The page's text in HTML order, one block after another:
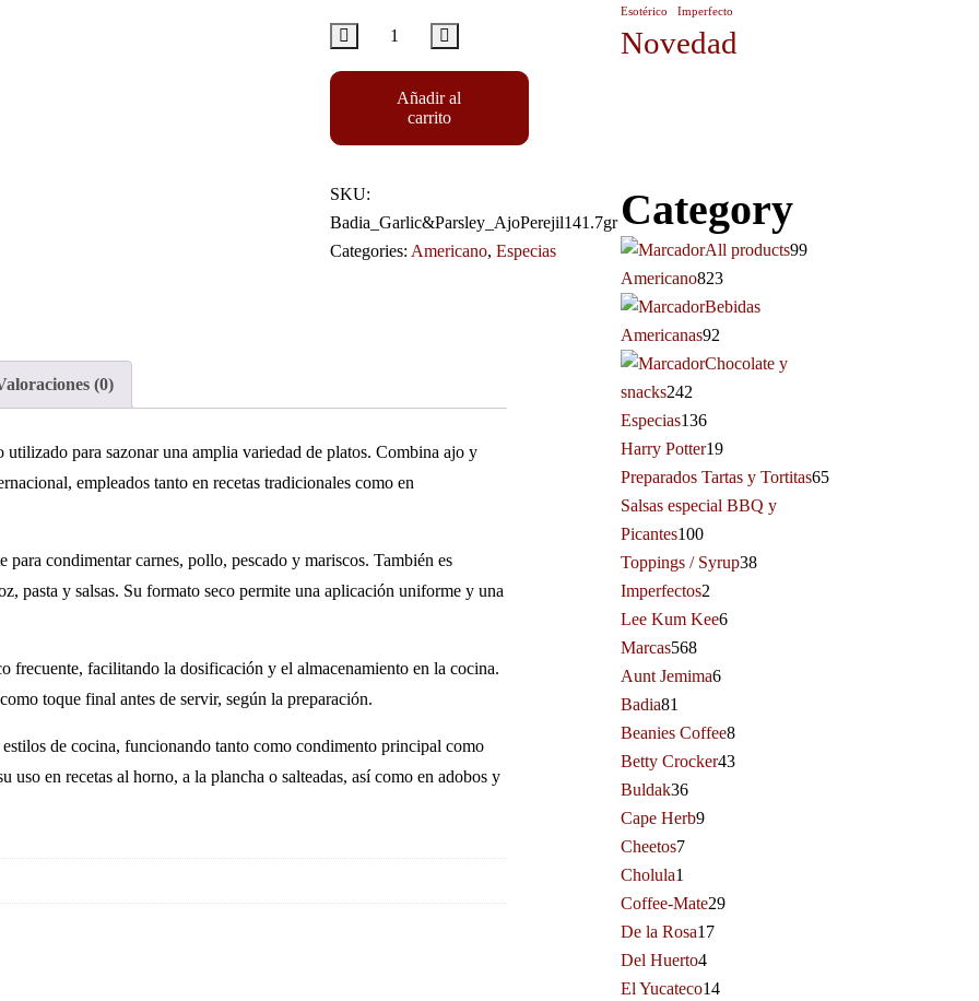
Añadir al
carrito
SKU:
Badia_Garlic&Parsley_AjoPerejil141.7gr
Categories: Americano, Especias
(0)
utilizado para sazonar una amplia variedad de platos. Combina ajo y
empleados tanto en recetas tradicionales como en
para condimentar carnes, pollo, pescado y mariscos. También es
pasta y salsas. Su formato seco permite una aplicación uniforme y una
frecuente, facilitando la dosificación y el almacenamiento en la cocina.
toque final antes de servir, según la preparación.
estilos de cocina, funcionando tanto como condimento principal como
uso en recetas al horno, a la plancha o salteadas, así como en adobos y
Esotérico Imperfecto
Novedad
Category
All products99
Americano823
Bebidas
Americanas92
Chocolate y
snacks242
Especias136
Harry Potter19
Preparados Tartas y Tortitas65
Salsas especial BBQ y
Picantes100
Toppings / Syrup38
Imperfectos2
Lee Kum Kee6
Marcas568
Aunt Jemima6
Badia81
Beanies Coffee8
Betty Crocker43
Buldak36
Cape Herb9
Cheetos7
Cholula1
Coffee-Mate29
De la Rosa17
Del Huerto4
El Yucateco14